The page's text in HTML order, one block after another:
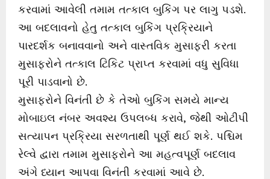
કરવામાં આવેલી તમામ તત્કાલ બુકિંગ પર લાગુ પડશે.
આ બદલાવનો હેતુ તત્કાલ બુકિંગ પ્રક્રિયાને
પારદર્શક બનાવવાનો અને વાસ્તવિક મુસાફરી કરતા
મુસાફરોને તત્કાલ ટિકિટ પ્રાપ્ત કરવામાં વધુ સુવિધા
પૂરી પાડવાનો છે.
મુસાફરોને વિનંતી છે કે તેઓ બુકિંગ સમયે માન્ય
મોબાઇલ નંબર અવશ્ય ઉપલબ્ધ કરાવે, જેથી ઓટીપી
સત્યાપન પ્રક્રિયા સરળતાથી પૂર્ણ થઈ શકે. પશ્ચિમ
રેલ્વે દ્વારા તમામ મુસાફરોને આ મહત્વપૂર્ણ બદલાવ
અંગે ધ્યાન આપવા વિનંતી કરવામાં આવે છે.